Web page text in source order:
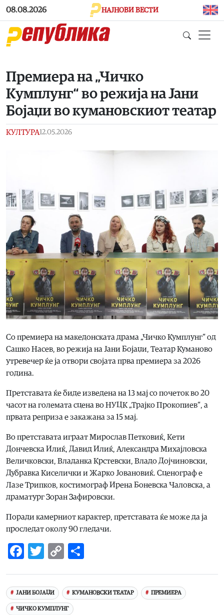
Skip to main content
08.08.2026 НАЈНОВИ ВЕСТИ
Премиера на „Чичко
Кумплунг“ во режија на Јани
Бојаџи во кумановскиот театар
КУЛТУРА12.05.2026
Со премиера на македонската драма „Чичко Кумплунг“ од
Сашко Насев, во режија на Јани Бојаџи, Театар Куманово
утревечер ќе ја отвори својата прва премиера за 2026
година.
Претставата ќе биде изведена на 13 мај со почеток во 20
часот на големата сцена во НУЦК „Трајко Прокопиев“, а
првата реприза е закажана за 15 мај.
Во претставата играат Мирослав Петковиќ, Кети
Дончевска Илиќ, Давид Илиќ, Александра Михајловска
Величковски, Владанка Крстевски, Владо Дојчиновски,
Дубравка Киселички и Жарко Јовановиќ. Сценограф е
Лазе Трипков, костимограф Ирена Боневска Чаловска, а
драматург Зоран Зафировски.
Поради камерниот карактер, претставата ќе може да ја
проследат околу 90 гледачи.
Facebook
Twitter
Copy
ЈАНИ БОЈАЏИ КУМАНОВСКИ ТЕАТАР ПРЕМИЕРА
ЧИЧКО КУМПЛУНГ